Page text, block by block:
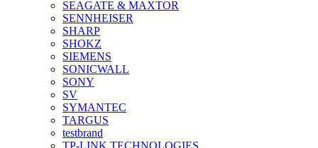
SEAGATE & MAXTOR
SENNHEISER
SHARP
SHOKZ
SIEMENS
SONICWALL
SONY
SV
SYMANTEC
TARGUS
testbrand
TP-LINK TECHNOLOGIES